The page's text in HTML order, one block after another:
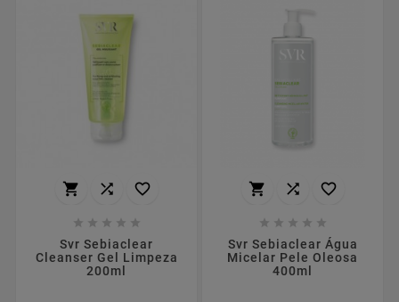
  
    
Svr Sebiaclear
Cleanser Gel Limpeza
200ml
  
    
Svr Sebiaclear Água
Micelar Pele Oleosa
400ml